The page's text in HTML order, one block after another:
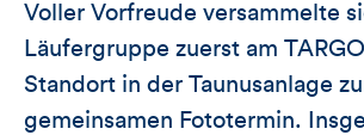
Voller Vorfreude versammelte
Läufergruppe zuerst am
Standort in der Taunusanlage
gemeinsamen Fototermin.